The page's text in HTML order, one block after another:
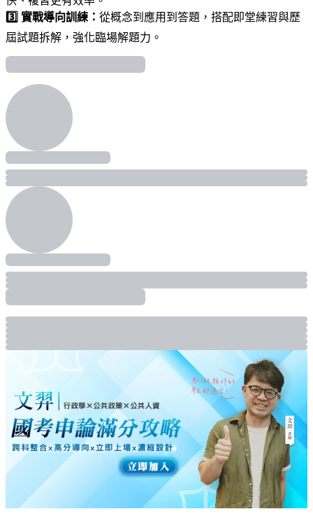
3️⃣ 實戰導向訓練： 從概念到應用到答題，搭配即堂練習與歷
屆試題拆解，強化臨場解題力。